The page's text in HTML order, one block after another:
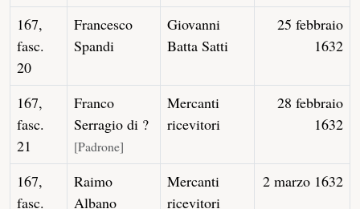
167,
fasc.
20
Francesco
Spandi
Giovanni
Batta Satti
25 febbraio
1632
167,
fasc.
21
Franco
Serragio di ?
[Padrone]
Mercanti
ricevitori
28 febbraio
1632
167,
fasc.
Raimo
Albano
Mercanti
ricevitori
2 marzo 1632